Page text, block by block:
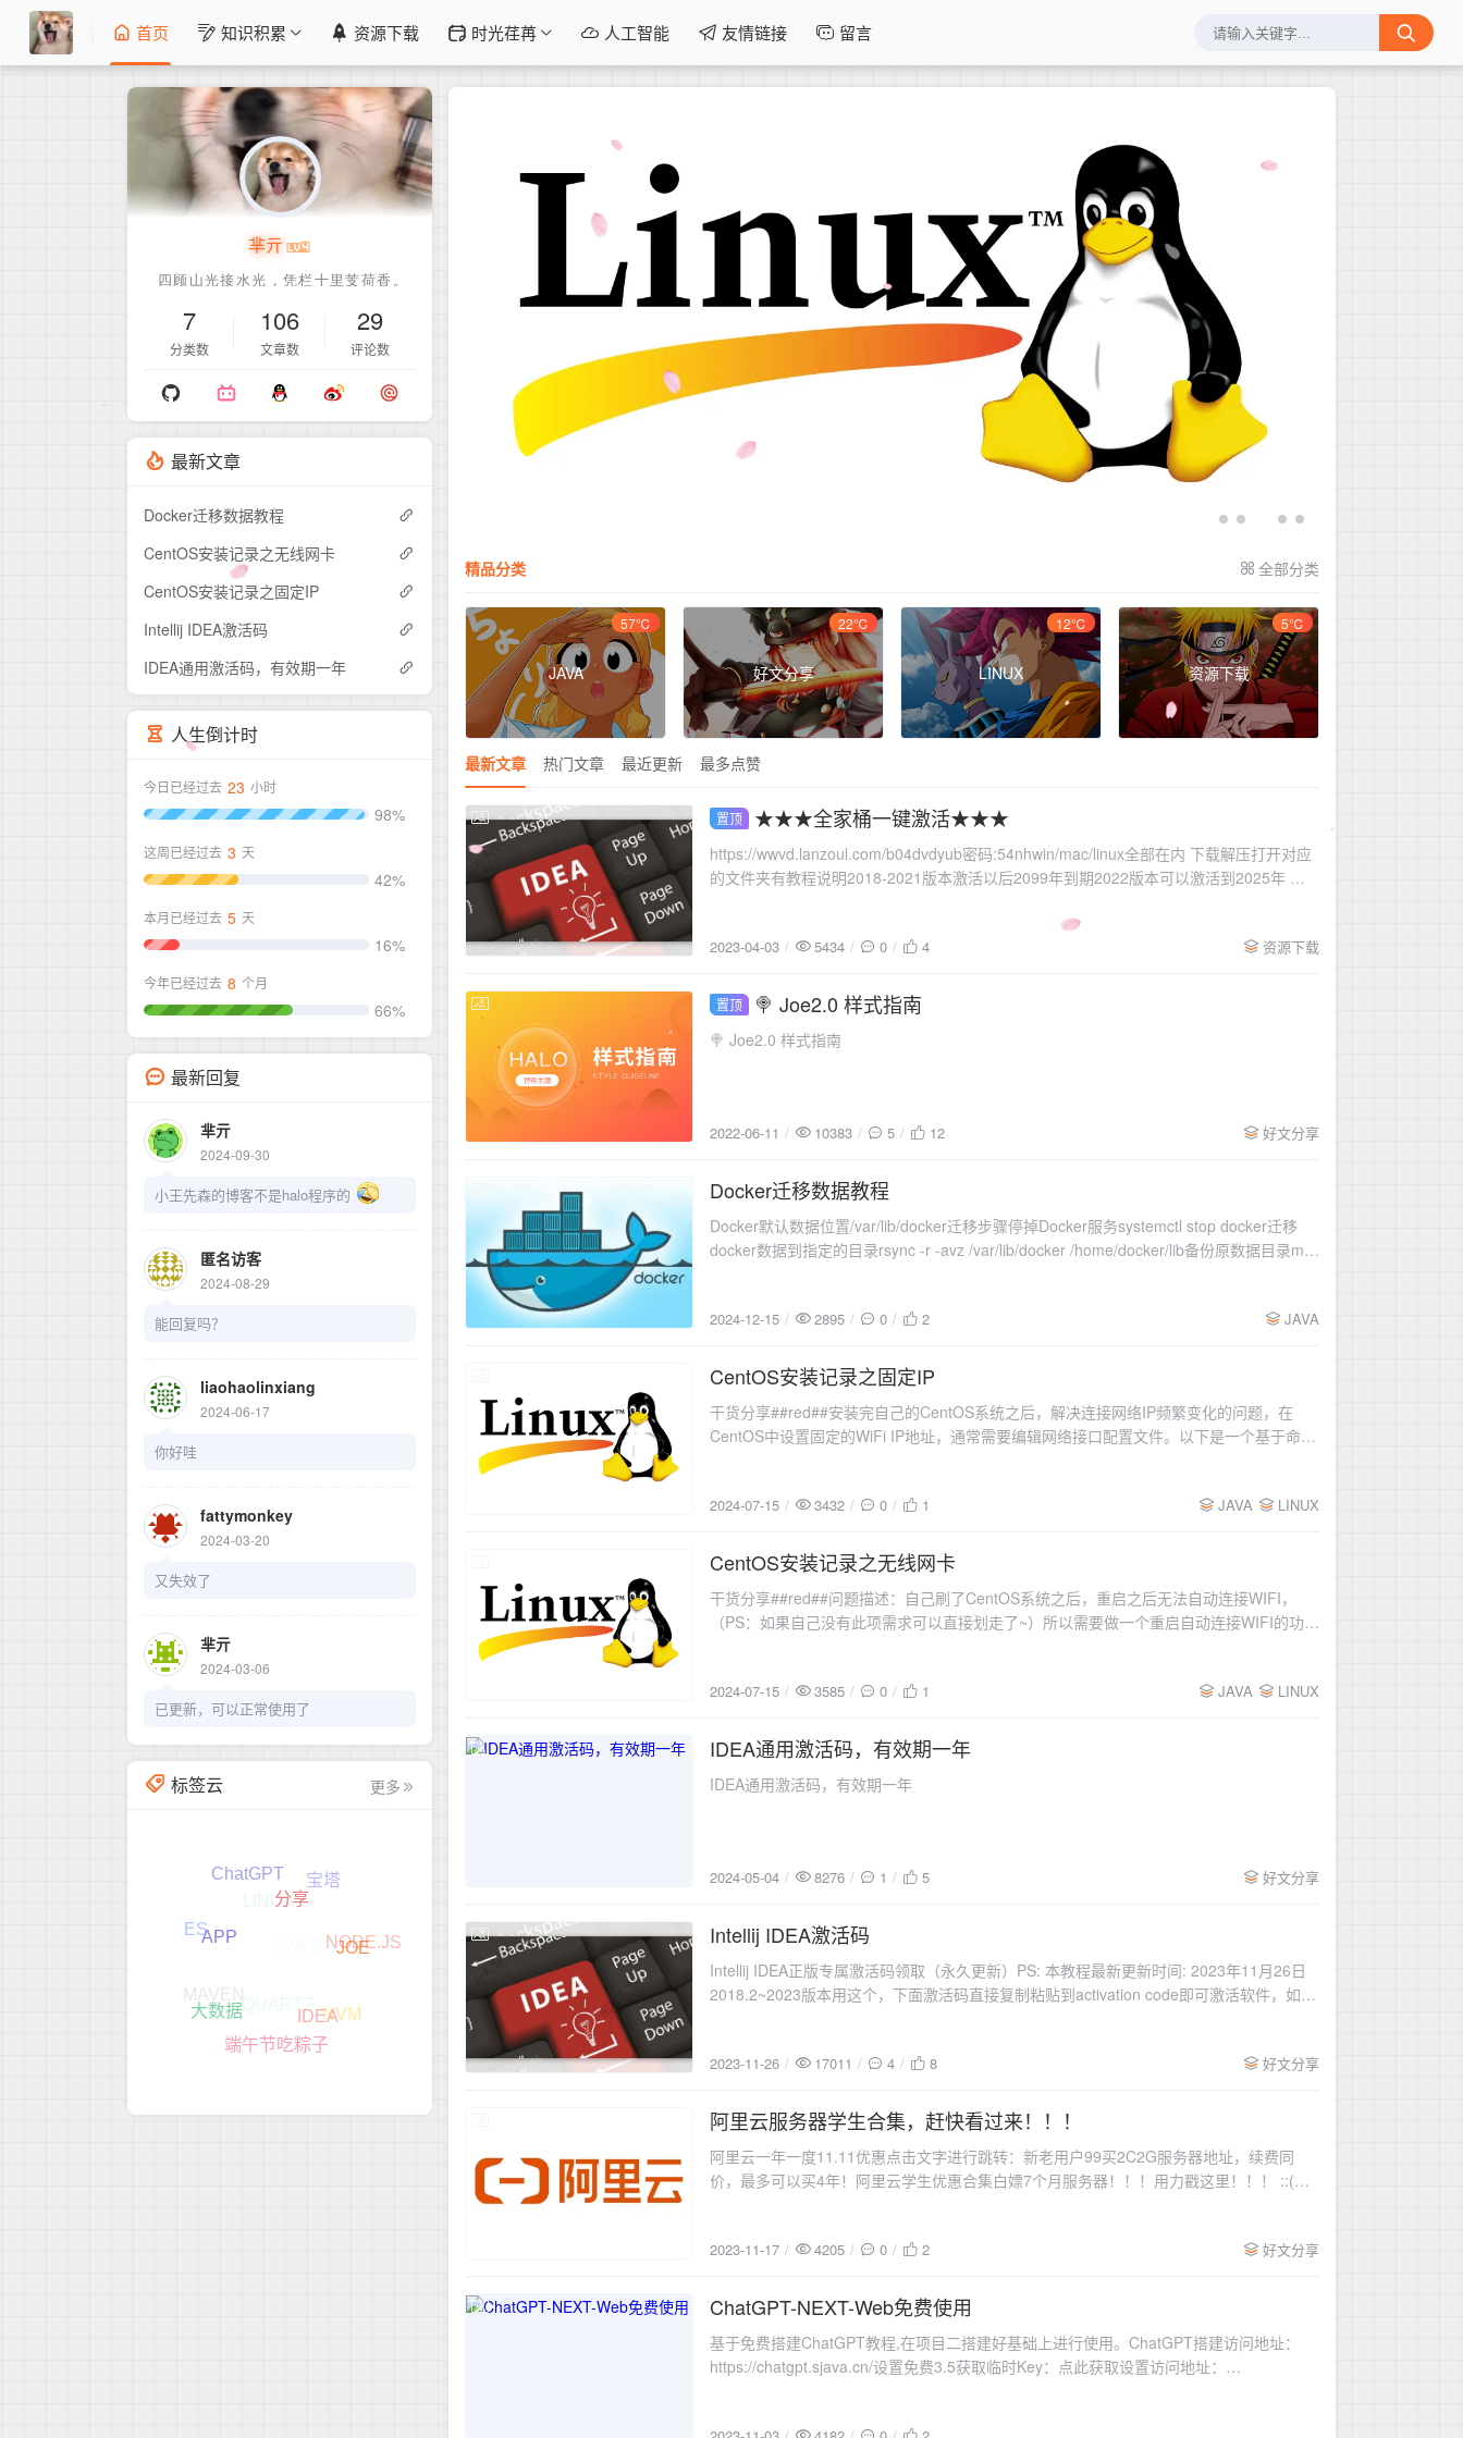
首页 知识积累 资源下载 时光荏苒 人工智能 友情链接 留言
精品分类 全部分类
57℃
JAVA
22℃
好文分享
12℃
LINUX
5℃
资源下载
最新文章 热门文章 最近更新 最多点赞
2023-04-03
置顶 ★★★全家桶一键激活★★★
https://wwvd.lanzoul.com/b04dvdyub密码:54nhwin/mac/linux全部在内 下载解压打开对应
的文件夹有教程说明2018-2021版本激活以后2099年到期2022版本可以激活到2025年 请
2023-04-03 5434 0 4 资源下载
2022-06-11
置顶 🍭 Joe2.0 样式指南
🍭 Joe2.0 样式指南
2022-06-11 10383 5 12 好文分享
2024-12-15
Docker迁移数据教程
Docker默认数据位置/var/lib/docker迁移步骤停掉Docker服务systemctl stop docker迁移
docker数据到指定的目录rsync -r -avz /var/lib/docker /home/docker/lib备份原数据目录mv
2024-12-15 2895 0 2 JAVA
2024-07-15
CentOS安装记录之固定IP
干货分享##red##安装完自己的CentOS系统之后，解决连接网络IP频繁变化的问题，在
CentOS中设置固定的WiFi IP地址，通常需要编辑网络接口配置文件。以下是一个基于命令
2024-07-15 3432 0 1 JAVA LINUX
2024-07-15
CentOS安装记录之无线网卡
干货分享##red##问题描述：自己刷了CentOS系统之后，重启之后无法自动连接WIFI，
（PS：如果自己没有此项需求可以直接划走了~）所以需要做一个重启自动连接WIFI的功
2024-07-15 3585 0 1 JAVA LINUX
2024-05-04
IDEA通用激活码，有效期一年
IDEA通用激活码，有效期一年
2024-05-04 8276 1 5 好文分享
2023-11-26
Intellij IDEA激活码
Intellij IDEA正版专属激活码领取（永久更新）PS: 本教程最新更新时间: 2023年11月26日
2018.2~2023版本用这个，下面激活码直接复制粘贴到activation code即可激活软件，如果
2023-11-26 17011 4 8 好文分享
2023-11-17
阿里云服务器学生合集，赶快看过来！！！
阿里云一年一度11.11优惠点击文字进行跳转：新老用户99买2C2G服务器地址，续费同
价，最多可以买4年！阿里云学生优惠合集白嫖7个月服务器！！！用力戳这里！！！ ::(花
2023-11-17 4205 0 2 好文分享
2023-11-03
ChatGPT-NEXT-Web免费使用
基于免费搭建ChatGPT教程,在项目二搭建好基础上进行使用。ChatGPT搭建访问地址：
https://chatgpt.sjava.cn/设置免费3.5获取临时Key：点此获取设置访问地址：
芈亓
7
分类数
106
文章数
29
评论数
最新文章
Docker迁移数据教程
CentOS安装记录之无线网卡
CentOS安装记录之固定IP
Intellij IDEA激活码
IDEA通用激活码，有效期一年
人生倒计时
今日已经过去 23 小时
98%
这周已经过去 3 天
42%
本月已经过去 5 天
16%
今年已经过去 8 个月
66%
最新回复
芈亓
2024-09-30
小王先森的博客不是halo程序的
匿名访客
2024-08-29
能回复吗？
liaohaolinxiang
2024-06-17
你好哇
fattymonkey
2024-03-20
又失效了
芈亓
2024-03-06
已更新，可以正常使用了
标签云 更多
LINUX
QUARTZ
MAVEN
ES
ChatGPT 宝塔
NODE.JS
NVM
端午节吃粽子
大数据
JOE
IDEA